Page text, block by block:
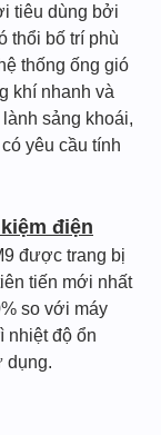
tiêu dùng bởi
thổi bố trí phù
thống ống gió
khí nhanh và
sảng khoái,
yêu cầu tính
điện
được trang bị
tiến mới nhất
so với máy
nhiệt độ ổn
dụng.